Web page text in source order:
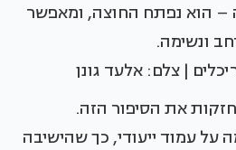
– הוא נפתח החוצה, ומאפשר
ונשימה.
| צלם: אלעד גונן
את הסיפור הזה.
על עמוד ייעודי, כך שהישיבה